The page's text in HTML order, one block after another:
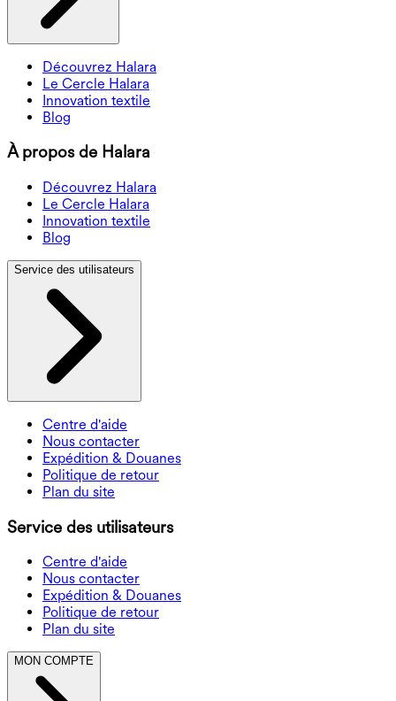
Découvrez Halara
Le Cercle Halara
Innovation textile
Blog
À propos de Halara
Découvrez Halara
Le Cercle Halara
Innovation textile
Blog
Service des utilisateurs
Centre d'aide
Nous contacter
Expédition & Douanes
Politique de retour
Plan du site
Service des utilisateurs
Centre d'aide
Nous contacter
Expédition & Douanes
Politique de retour
Plan du site
MON COMPTE